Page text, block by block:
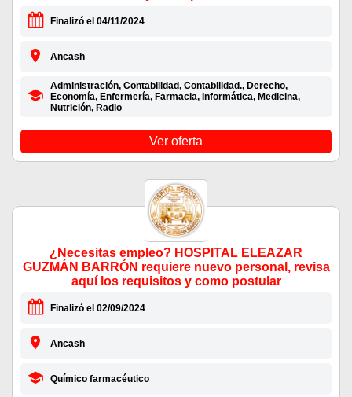
Finalizó el 04/11/2024
Ancash
Administración, Contabilidad, Contabilidad., Derecho,
Economía, Enfermería, Farmacia, Informática, Medicina,
Nutrición, Radio
Ver oferta
¿Necesitas empleo? HOSPITAL ELEAZAR
GUZMÁN BARRÓN requiere nuevo personal, revisa
aquí los requisitos y como postular
Finalizó el 02/09/2024
Ancash
Químico farmacéutico